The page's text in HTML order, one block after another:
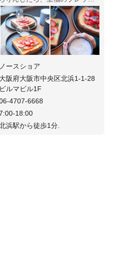
り始まり〜♬😆🙌これは行か
ノースショア
大阪府大阪市中央区北浜1-1-28
ビルマビル1F
4707-6668
18:00
浜駅から徒歩1分.